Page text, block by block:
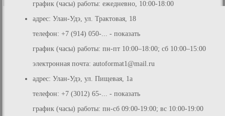
график (часы) работы: ежедневно, 10:00-18:00
адрес: Улан-Удэ, ул. Трактовая, 18
телефон: +7 (914) 050-... - показать
график (часы) работы: пн-пт 10:00–18:00; сб 10:00–15:00
электронная почта: autoformat1@mail.ru
адрес: Улан-Удэ, ул. Пищевая, 1а
телефон: +7 (3012) 65-... - показать
график (часы) работы: пн-сб 09:00-19:00; вс 10:00-19:00